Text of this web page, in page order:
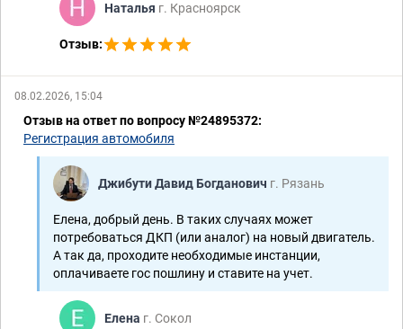
Наталья г. Красноярск
Отзыв:
08.02.2026, 15:04
Отзыв на ответ по вопросу №24895372:
Регистрация автомобиля
Джибути Давид Богданович г. Рязань
Елена, добрый день. В таких случаях может
потребоваться ДКП (или аналог) на новый двигатель.
А так да, проходите необходимые инстанции,
оплачиваете гос пошлину и ставите на учет.
Елена г. Сокол